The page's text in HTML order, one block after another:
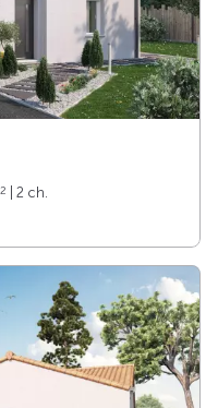
2
| 2 ch.